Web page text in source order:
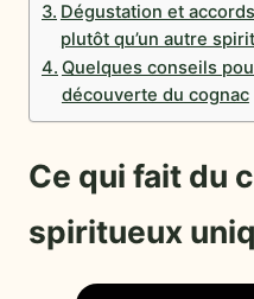
Dégustation et
plutôt qu’un autre
Quelques conseils
découverte du cognac
Ce qui fait du
spiritueux